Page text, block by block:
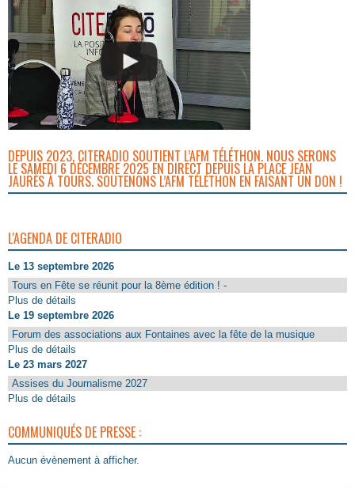
DEPUIS 2023, CITERADIO SOUTIENT L’AFM TÉLÉTHON. NOUS SERONS
LE SAMEDI 6 DÉCEMBRE 2025 EN DIRECT DEPUIS LA PLACE JEAN
JAURÈS À TOURS. SOUTENONS L’AFM TÉLÉTHON EN FAISANT UN DON !
L'AGENDA DE CITERADIO
Le 13 septembre 2026
Tours en Fête se réunit pour la 8ème édition ! -
Plus de détails
Le 19 septembre 2026
Forum des associations aux Fontaines avec la fête de la musique
Plus de détails
Le 23 mars 2027
Assises du Journalisme 2027
Plus de détails
COMMUNIQUÉS DE PRESSE :
Aucun évènement à afficher.